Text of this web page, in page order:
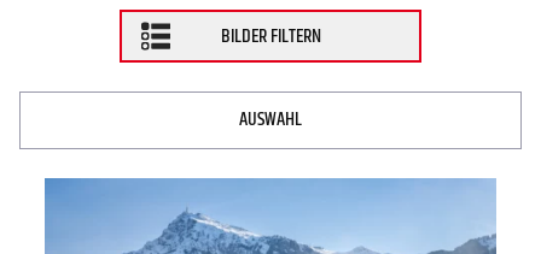
WARENKORB
BILDER FILTERN